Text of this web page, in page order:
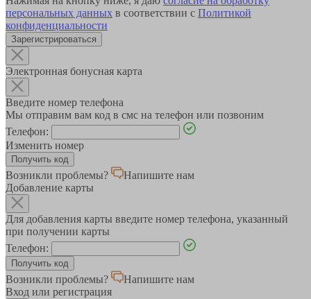
персональных данных в соответствии с Политикой
конфиденциальности
Зарегистрироваться
Электронная бонусная карта
Введите номер телефона
Мы отправим вам код в смс на телефон или позвоним
Телефон:
Изменить номер
Возникли проблемы?
Напишите нам
Добавление карты
Для добавления карты введите номер телефона, указанный
при получении карты
Телефон:
Возникли проблемы?
Напишите нам
Вход или регистрация